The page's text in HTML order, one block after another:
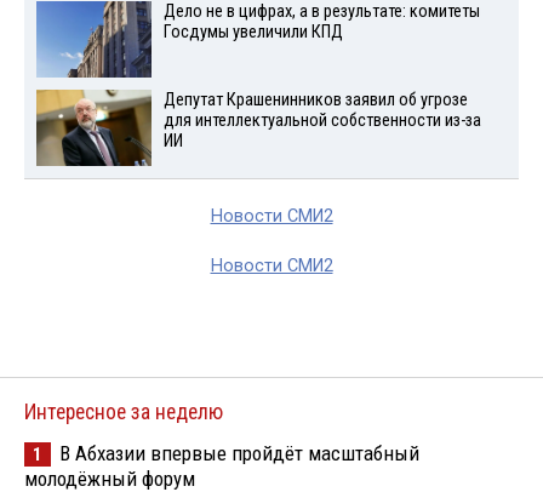
Дело не в цифрах, а в результате: комитеты
Госдумы увеличили КПД
Депутат Крашенинников заявил об угрозе
для интеллектуальной собственности из-за
ИИ
Новости СМИ2
Новости СМИ2
Интересное за неделю
1
В Абхазии впервые пройдёт масштабный
молодёжный форум